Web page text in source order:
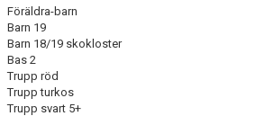
Föräldra-barn
Barn 19
Barn 18/19 skokloster
Bas 2
Trupp röd
Trupp turkos
Trupp svart 5+